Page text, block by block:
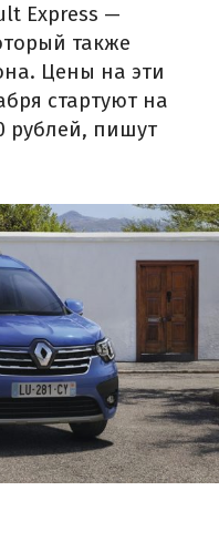
Express —
также
Цены на эти
стартуют на
рублей, пишут